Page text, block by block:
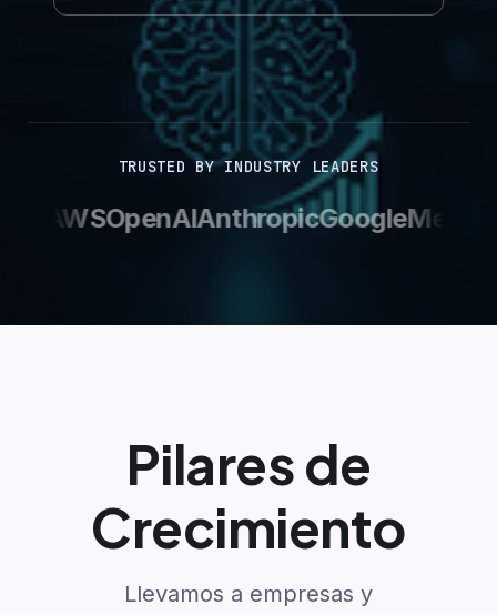
TRUSTED BY INDUSTRY LEADERS
AWSOpenAIAnthropicGoogleMeta
Pilares de
Crecimiento
Llevamos a empresas y